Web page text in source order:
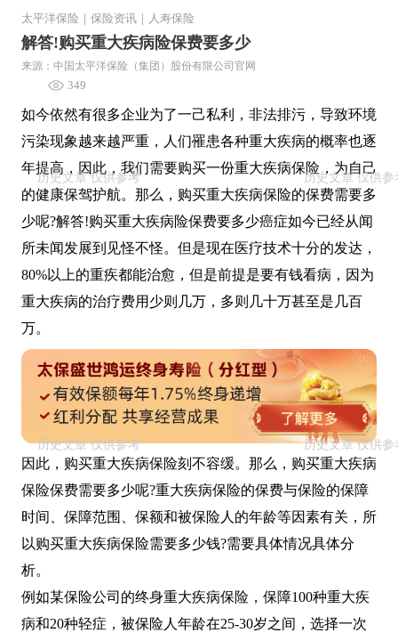
太平洋保险 保险资讯 人寿保险
解答!购买重大疾病险保费要多少
来源：中国太平洋保险（集团）股份有限公司官网
349
如今依然有很多企业为了一己私利，非法排污，导致环境
污染现象越来越严重，人们罹患各种重大疾病的概率也逐
年提高，因此，我们需要购买一份重大疾病保险，为自己
的健康保驾护航。那么，购买重大疾病保险的保费需要多
少呢?解答!购买重大疾病险保费要多少癌症如今已经从闻
所未闻发展到见怪不怪。但是现在医疗技术十分的发达，
80%以上的重疾都能治愈，但是前提是要有钱看病，因为
重大疾病的治疗费用少则几万，多则几十万甚至是几百
万。
因此，购买重大疾病保险刻不容缓。那么，购买重大疾病
保险保费需要多少呢?重大疾病保险的保费与保险的保障
时间、保障范围、保额和被保险人的年龄等因素有关，所
以购买重大疾病保险需要多少钱?需要具体情况具体分
析。
例如某保险公司的终身重大疾病保险，保障100种重大疾
病和20种轻症，被保险人年龄在25-30岁之间，选择一次